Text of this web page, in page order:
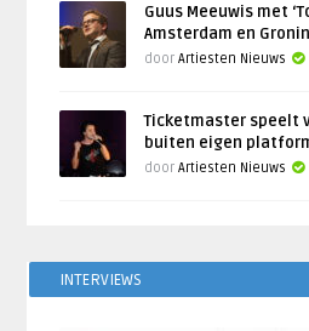
Guus Meeuwis met
Amsterdam en
doorArtiesten Nieuws
Ticketmaster speelt
buiten eigen
doorArtiesten Nieuws
INTERVIEWS